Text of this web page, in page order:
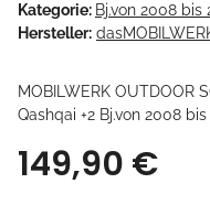
Kategorie: Bj.von 2008 bis
Hersteller:
MOBILWERK OUTDOOR
Qashqai +2 Bj.von 2008 bis
149,90 €